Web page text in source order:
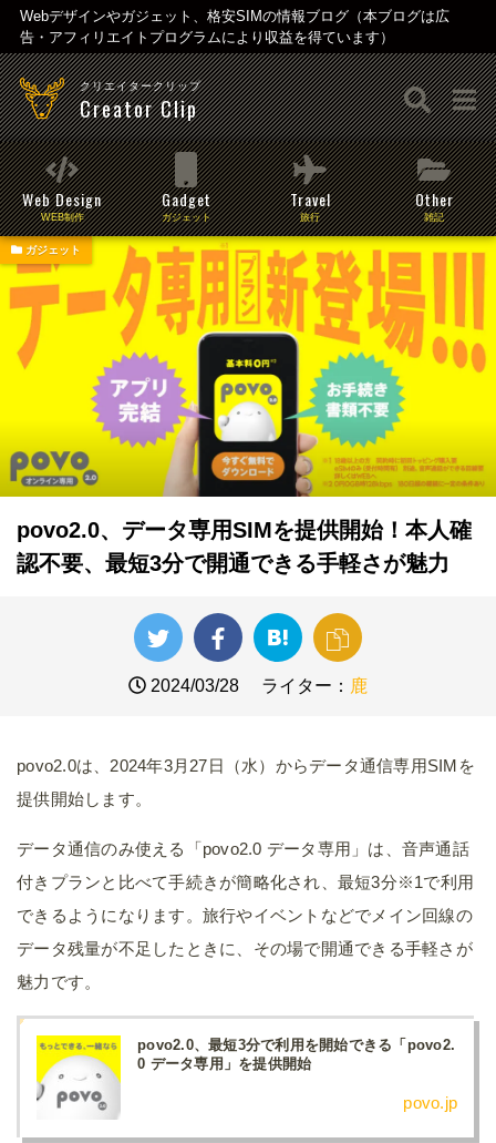
Webデザインやガジェット、格安SIMの情報ブログ（本ブログは広
告・アフィリエイトプログラムにより収益を得ています）
クリエイタークリップ
Creator Clip
Web Design
WEB制作
Gadget
ガジェット
Travel
旅行
Other
雑記
ガジェット
povo2.0、データ専用SIMを提供開始！本人確
認不要、最短3分で開通できる手軽さが魅力
2024/03/28 ライター： 鹿
povo2.0は、2024年3月27日（水）からデータ通信専用SIMを
提供開始します。
データ通信のみ使える「povo2.0 データ専用」は、音声通話
付きプランと比べて手続きが簡略化され、最短3分※1で利用
できるようになります。旅行やイベントなどでメイン回線の
データ残量が不足したときに、その場で開通できる手軽さが
魅力です。
povo2.0、最短3分で利用を開始できる「povo2.
0 データ専用」を提供開始
povo.jp